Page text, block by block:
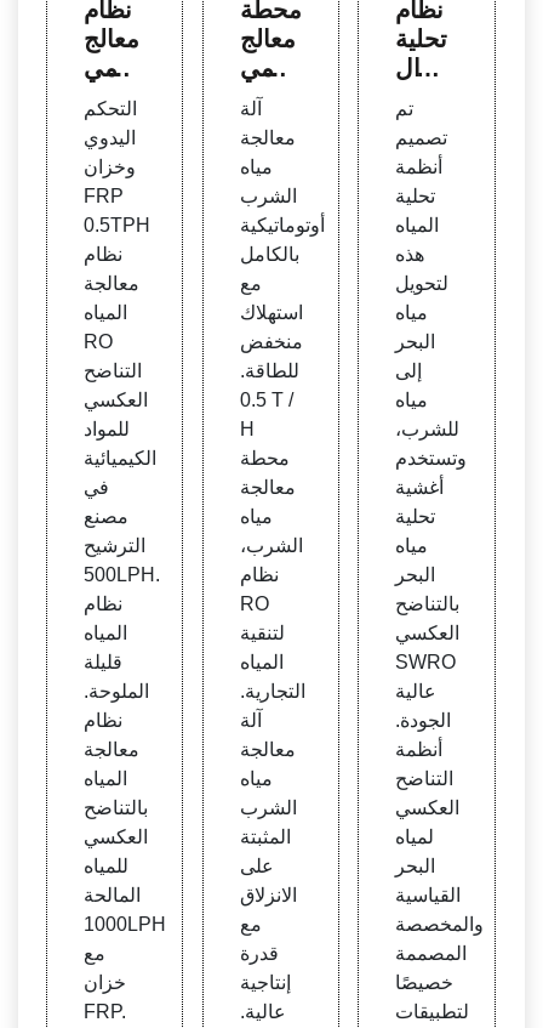
نظام
معالج
ة المي
اه R
O عال
ي الج
ودة&
نظام
المياه
قليلة
الملو
حة
التحكم
اليدوي
وخزان
FRP
0.5TPH
نظام
معالجة
المياه
RO
التناضح
العكسي
للمواد
الكيميائية
في
مصنع
الترشيح
500LPH.
نظام
المياه
قليلة
الملوحة.
نظام
معالجة
المياه
بالتناضح
العكسي
للمياه
المالحة
1000LPH
مع
خزان
FRP.
محطة
معالج
ة المي
اه R
O عال
ية الج
ودة&
معالج
ة المي
اه الم
الحة
آلة
معالجة
مياه
الشرب
أوتوماتيكية
بالكامل
مع
استهلاك
منخفض
للطاقة.
0.5 T /
H
محطة
معالجة
مياه
الشرب،
نظام
RO
لتنقية
المياه
التجارية.
آلة
معالجة
مياه
الشرب
المثبتة
على
الانزلاق
مع
قدرة
إنتاجية
عالية.
نظام
تحلية
مياه ال
أنظمة
SWR
O | م
طبقة
تم
تصميم
أنظمة
تحلية
المياه
هذه
لتحويل
مياه
البحر
إلى
مياه
للشرب،
وتستخدم
أغشية
تحلية
مياه
البحر
بالتناضح
العكسي
SWRO
عالية
الجودة.
أنظمة
التناضح
العكسي
لمياه
البحر
القياسية
والمخصصة
المصممة
خصيصًا
لتطبيقات